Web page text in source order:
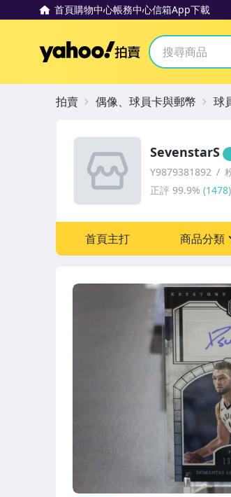
首頁購物中心帳務中心信箱App下載
Yahoo拍賣
SevenstarS
Y9879381892
正評 99.9% (1478)
首頁主打 商品分類
偶像、球員卡與郵幣
拍賣 偶像、球員卡與郵幣 球